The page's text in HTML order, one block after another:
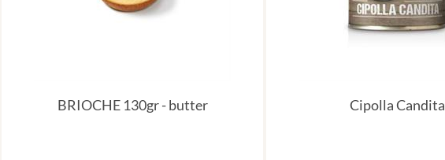
BRIOCHE 130gr - butter Cipolla Candita